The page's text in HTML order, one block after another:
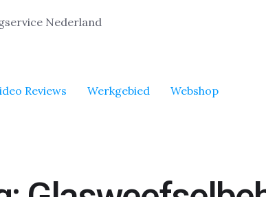
Nederland
Reviews Werkgebied Webshop